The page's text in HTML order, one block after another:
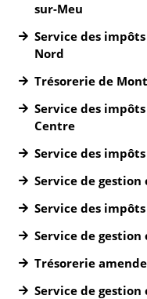
sur-Meu
Service des
Nord
Trésorerie de
Service des
Centre
Service des
Service de gestion
Service des
Service de gestion
Trésorerie
Service de gestion